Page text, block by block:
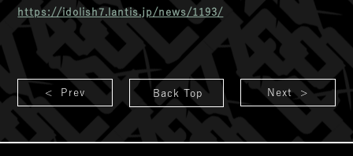
https://idolish7.lantis.jp/news/1193/
< Prev Back Top Next >